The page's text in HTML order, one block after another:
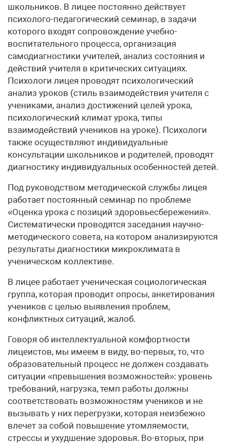
школьников. В лицее постоянно действует
психолого-педагогический семинар, в задачи
которого входят сопровождение учебно-
воспитательного процесса, организация
самодиагностики учителей, анализ состояния и
действий учителя в критических ситуациях.
Психологи лицея проводят психологический
анализ уроков (стиль взаимодействия учителя с
учениками, анализ достижений целей урока,
психологический климат урока, типы
взаимодействий учеников на уроке). Психологи
также осуществляют индивидуальные
консультации школьников и родителей, проводят
диагностику индивидуальных особенностей детей.
Под руководством методической службы лицея
работает постоянный семинар по проблеме
«Оценка урока с позиций здоровьесбережения».
Систематически проводятся заседания научно-
методического совета, на котором анализируются
результаты диагностики микроклимата в
ученическом коллективе.
В лицее работает ученическая социологическая
группа, которая проводит опросы, анкетирования
учеников с целью выявления проблем,
конфликтных ситуаций, жалоб.
Говоря об интеллектуальной комфортности
лицеистов, мы имеем в виду, во-первых, то, что
образовательный процесс не должен создавать
ситуации «превышения возможностей»: уровень
требований, нагрузка, темп работы должны
соответствовать возможностям учеников и не
вызывать у них перегрузки, которая неизбежно
влечет за собой повышение утомляемости,
стрессы и ухудшение здоровья. Во-вторых, при